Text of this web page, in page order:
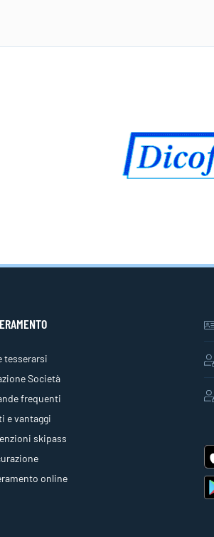
tesserarsi
Società
frequenti
e vantaggi
skipass
online